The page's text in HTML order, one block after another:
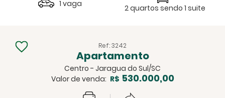
1 vaga 2 quartos sendo 1 suite
Ref: 3242
Apartamento
Centro - Jaragua do Sul/SC
Valor de venda: R$ 530.000,00